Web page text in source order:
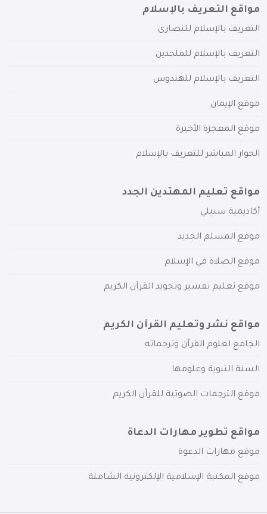
مواقع التعريف بالإسلام
التعريف بالإسلام للنصارى
التعريف بالإسلام للملحدين
التعريف بالإسلام للهندوس
موقع الإيمان
موقع المعجزة الأخيرة
الحوار المباشر للتعريف بالإسلام
مواقع تعليم المهتدين الجدد
أكاديمية سبيلي
موقع المسلم الجديد
موقع الصلاة في الإسلام
موقع تعليم تفسير وتجويد القرآن الكريم
مواقع نشر وتعليم القرآن الكريم
الجامع لعلوم القرآن وترجماته
السنة النبوية وعلومها
موقع الترجمات الصوتية للقرآن الكريم
مواقع تطوير مهارات الدعاة
موقع مهارات الدعوة
موقع المكتبة الإسلامية الإلكترونية الشاملة